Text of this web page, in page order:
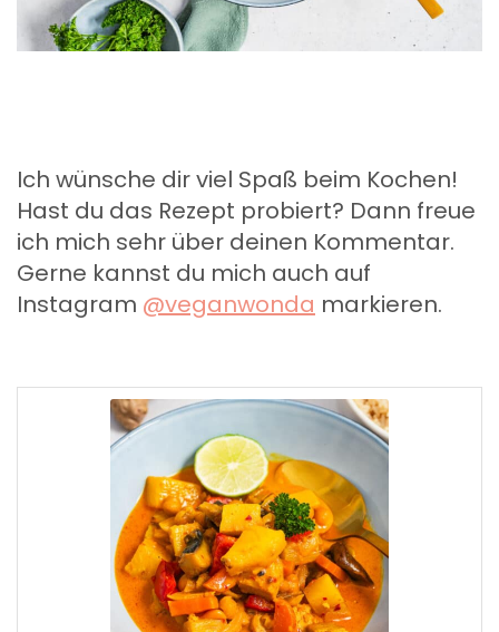
Ich wünsche dir viel Spaß beim Kochen!
Hast du das Rezept probiert? Dann freue
ich mich sehr über deinen Kommentar.
Gerne kannst du mich auch auf
Instagram @veganwonda markieren.